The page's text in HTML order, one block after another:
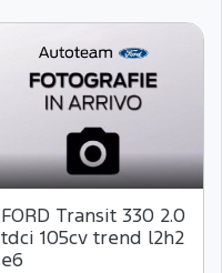
FORD Transit 330 2.0
tdci 105cv trend l2h2
e6